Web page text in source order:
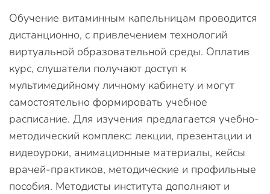
Обучение витаминным капельницам проводится
дистанционно, с привлечением технологий
виртуальной образовательной среды. Оплатив
курс, слушатели получают доступ к
мультимедийному личному кабинету и могут
самостоятельно формировать учебное
расписание. Для изучения предлагается учебно-
методический комплекс: лекции, презентации и
видеоуроки, анимационные материалы, кейсы
врачей-практиков, методические и профильные
пособия. Методисты института дополняют и